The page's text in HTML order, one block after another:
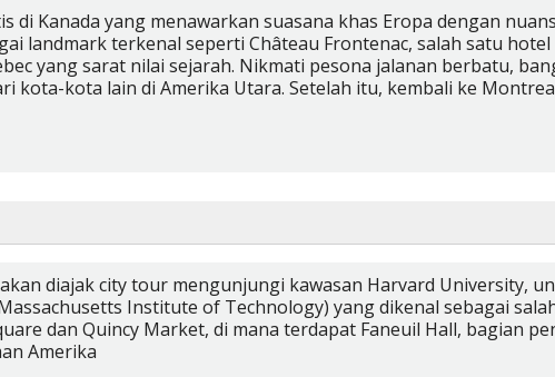
Kanada yang menawarkan suasana khas Eropa dengan
landmark terkenal seperti Château Frontenac, salah satu
yang sarat nilai sejarah. Nikmati pesona jalanan berbatu,
kota-kota lain di Amerika Utara. Setelah itu, kembali ke
diajak city tour mengunjungi kawasan Harvard University,
Institute of Technology) yang dikenal sebagai
dan Quincy Market, di mana terdapat Faneuil Hall, bagian
Amerika